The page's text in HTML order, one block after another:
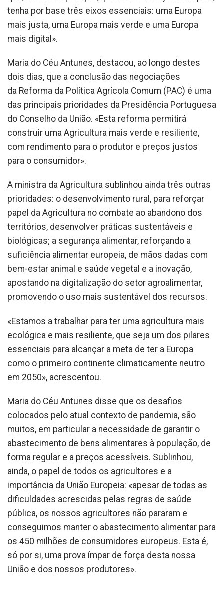
tenha por base três eixos essenciais: uma Europa
mais justa, uma Europa mais verde e uma Europa
mais digital».
Maria do Céu Antunes, destacou, ao longo destes
dois dias, que a conclusão das negociações
da Reforma da Política Agrícola Comum (PAC) é uma
das principais prioridades da Presidência Portuguesa
do Conselho da União. «Esta reforma permitirá
construir uma Agricultura mais verde e resiliente,
com rendimento para o produtor e preços justos
para o consumidor».
A ministra da Agricultura sublinhou ainda três outras
prioridades: o desenvolvimento rural, para reforçar
papel da Agricultura no combate ao abandono dos
territórios, desenvolver práticas sustentáveis e
biológicas; a segurança alimentar, reforçando a
suficiência alimentar europeia, de mãos dadas com
bem-estar animal e saúde vegetal e a inovação,
apostando na digitalização do setor agroalimentar,
promovendo o uso mais sustentável dos recursos.
«Estamos a trabalhar para ter uma agricultura mais
ecológica e mais resiliente, que seja um dos pilares
essenciais para alcançar a meta de ter a Europa
como o primeiro continente climaticamente neutro
em 2050», acrescentou.
Maria do Céu Antunes disse que os desafios
colocados pelo atual contexto de pandemia, são
muitos, em particular a necessidade de garantir o
abastecimento de bens alimentares à população, de
forma regular e a preços acessíveis. Sublinhou,
ainda, o papel de todos os agricultores e a
importância da União Europeia: «apesar de todas as
dificuldades acrescidas pelas regras de saúde
pública, os nossos agricultores não pararam e
conseguimos manter o abastecimento alimentar para
os 450 milhões de consumidores europeus. Esta é,
só por si, uma prova ímpar de força desta nossa
União e dos nossos produtores».